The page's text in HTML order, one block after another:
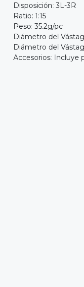
Disposición: 3L-3R
Ratio: 1:15
Peso: 35.2g/pc
Diámetro del
Diámetro del
Accesorios: Incluye